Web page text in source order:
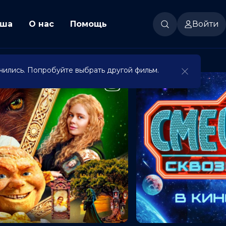
О нас Помощь Войти
Попробуйте выбрать другой фильм.